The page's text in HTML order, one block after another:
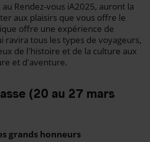
Rendez-vous iA2025, auront la
aux plaisirs que vous offre le
offre une expérience de
ravira tous les types de voyageurs,
de l'histoire et de la culture aux
et d'aventure.
(20 au 27 mars
grands honneurs